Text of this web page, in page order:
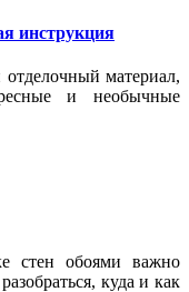
инструкция
материал,
и необычные
стен обоями важно
куда и как